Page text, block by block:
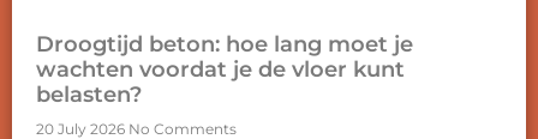
Droogtijd beton: hoe lang moet je
wachten voordat je de vloer kunt
belasten?
20 July 2026 No Comments